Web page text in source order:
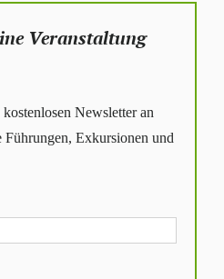
Veranstaltung
Newsletter an
Führungen, Exkursionen und